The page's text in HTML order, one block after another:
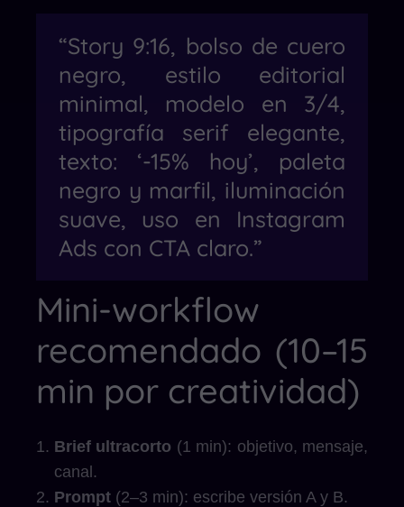
“Story 9:16, bolso de cuero
negro, estilo editorial
minimal, modelo en 3/4,
tipografía serif elegante,
texto: ‘-15% hoy’, paleta
negro y marfil, iluminación
suave, uso en Instagram
Ads con CTA claro.”
Mini-workflow
recomendado (10–15
min por creatividad)
Brief ultracorto (1 min): objetivo, mensaje,
canal.
Prompt (2–3 min): escribe versión A y B.